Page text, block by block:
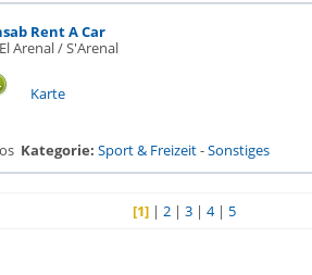
Rent A Car
Arenal / S'Arenal
Karte
Kategorie: Sport & Freizeit-Sonstiges
[1] |2 |3 |4| 5